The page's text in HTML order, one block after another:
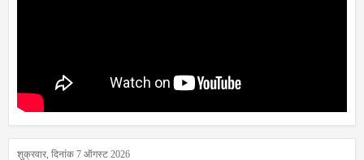
शुक्रवार, दिनांक 7 ऑगस्ट 2026